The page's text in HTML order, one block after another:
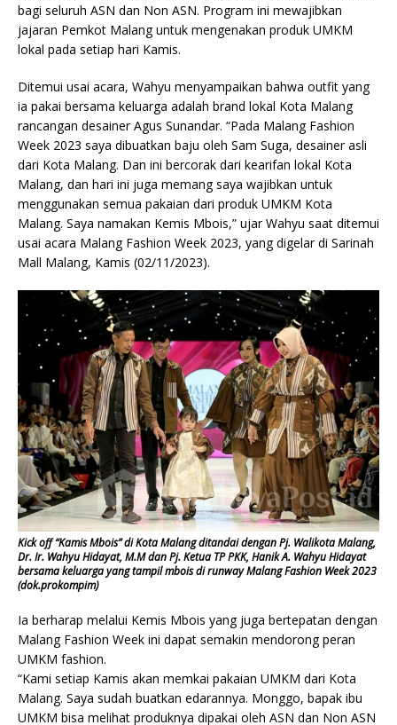
bagi seluruh ASN dan Non ASN. Program ini mewajibkan
jajaran Pemkot Malang untuk mengenakan produk UMKM
lokal pada setiap hari Kamis.
Ditemui usai acara, Wahyu menyampaikan bahwa outfit yang
ia pakai bersama keluarga adalah brand lokal Kota Malang
rancangan desainer Agus Sunandar. “Pada Malang Fashion
Week 2023 saya dibuatkan baju oleh Sam Suga, desainer asli
dari Kota Malang. Dan ini bercorak dari kearifan lokal Kota
Malang, dan hari ini juga memang saya wajibkan untuk
menggunakan semua pakaian dari produk UMKM Kota
Malang. Saya namakan Kemis Mbois,” ujar Wahyu saat ditemui
usai acara Malang Fashion Week 2023, yang digelar di Sarinah
Mall Malang, Kamis (02/11/2023).
Kick off “Kamis Mbois” di Kota Malang ditandai dengan Pj. Walikota Malang,
Dr. Ir. Wahyu Hidayat, M.M dan Pj. Ketua TP PKK, Hanik A. Wahyu Hidayat
bersama keluarga yang tampil mbois di runway Malang Fashion Week 2023
(dok.prokompim)
Ia berharap melalui Kemis Mbois yang juga bertepatan dengan
Malang Fashion Week ini dapat semakin mendorong peran
UMKM fashion.
“Kami setiap Kamis akan memkai pakaian UMKM dari Kota
Malang. Saya sudah buatkan edarannya. Monggo, bapak ibu
UMKM bisa melihat produknya dipakai oleh ASN dan Non ASN